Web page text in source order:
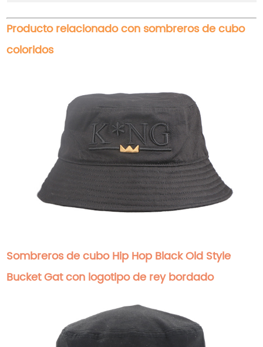
Producto relacionado con sombreros de cubo
coloridos
Sombreros de cubo Hip Hop Black Old Style
Bucket Gat con logotipo de rey bordado